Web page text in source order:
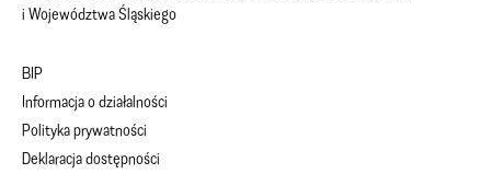
i Województwa Śląskiego
BIP
Informacja o działalności
Polityka prywatności
Deklaracja dostępności